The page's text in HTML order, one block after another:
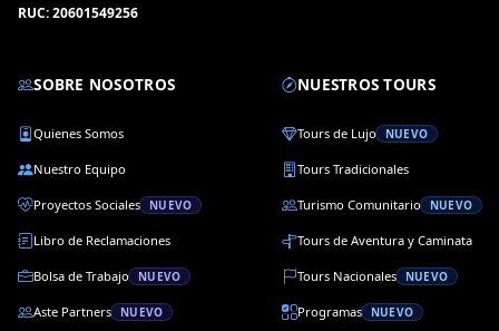
RUC: 20601549256
SOBRE NOSOTROS
Quienes Somos
Nuestro Equipo
Proyectos Sociales NUEVO
Libro de Reclamaciones
Bolsa de Trabajo NUEVO
Aste Partners NUEVO
NUESTROS TOURS
Tours de Lujo NUEVO
Tours Tradicionales
Turismo Comunitario NUEVO
Tours de Aventura y Caminata
Tours Nacionales NUEVO
Programas NUEVO